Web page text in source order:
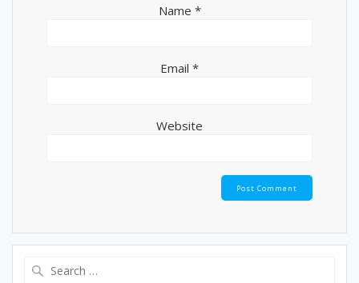
Name *
Email *
Website